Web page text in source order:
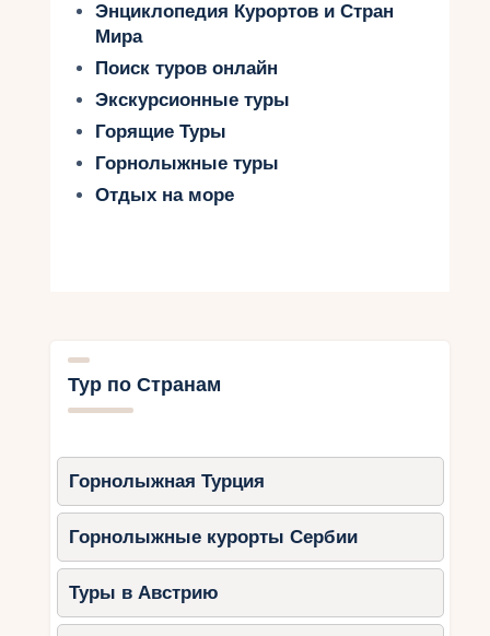
Энциклопедия Курортов и Стран
Мира
Поиск туров онлайн
Экскурсионные туры
Горящие Туры
Горнолыжные туры
Отдых на море
Тур по Странам
Горнолыжная Турция
Горнолыжные курорты Сербии
Туры в Австрию